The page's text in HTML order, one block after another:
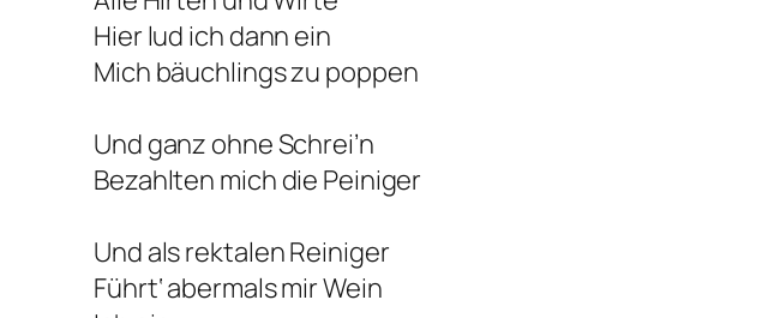
Hier lud ich dann ein
Mich bäuchlings zu poppen
Und ganz ohne Schrei’n
Bezahlten mich die Peiniger
Und als rektalen Reiniger
Führt‘ abermals mir Wein